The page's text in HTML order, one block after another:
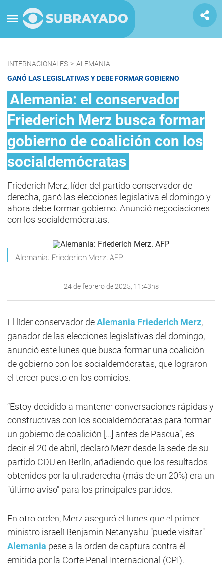
INTERNACIONALES > ALEMANIA
GANÓ LAS LEGISLATIVAS Y DEBE FORMAR GOBIERNO
Alemania: el conservador
Friederich Merz busca formar
gobierno de coalición con los
socialdemócratas
Friederich Merz, líder del partido conservador de
derecha, ganó las elecciones legislativa el domingo y
ahora debe formar gobierno. Anunció negociaciones
con los socialdemócratas.
Alemania: Friederich Merz. AFP
24 de febrero de 2025, 11:43hs
El líder conservador deAlemania Friederich Merz,
ganador de las elecciones legislativas del domingo,
anunció este lunes que busca formar una coalición
de gobierno con los socialdemócratas, que lograron
el tercer puesto en los comicios.
“Estoy decidido a mantener conversaciones rápidas y
constructivas con los socialdemócratas para formar
un gobierno de coalición [...] antes de Pascua", es
decir el 20 de abril, declaró Mezr desde la sede de su
partido CDU en Berlín, añadiendo que los resultados
obtenidos por la ultraderecha (más de un 20%) era un
"último aviso" para los principales partidos.
En otro orden, Merz aseguró el lunes que el primer
ministro israelí Benjamin Netanyahu "puede visitar"
Alemania pese a la orden de captura contra él
emitida por la Corte Penal Internacional (CPI).